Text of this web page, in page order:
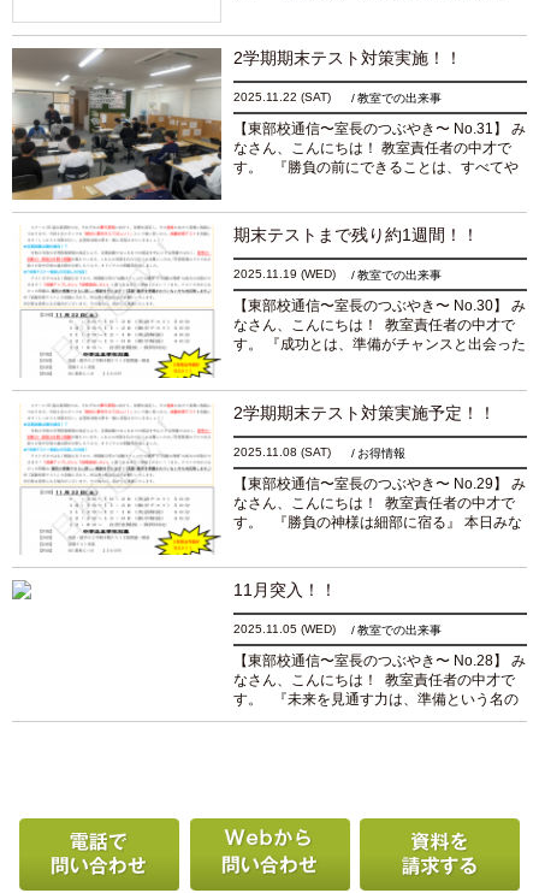
た通り...続きを読む
2学期期末テスト対策実施！！
2025.11.22(SAT) 教室での出来事
【東部校通信〜室長のつぶやき〜 No.31】 み
なさん、こんにちは！ 教室責任者の中才で
す。 『勝負の前にできることは、すべてや
か...
続きを読む
期末テストまで残り約1週間！！
2025.11.19(WED) 教室での出来事
【東部校通信〜室長のつぶやき〜 No.30】 み
なさん、こんにちは！ 教室責任者の中才で
す。 『成功とは、準備がチャンスと出会った
セネカの...
続きを読む
2学期期末テスト対策実施予定！！
2025.11.08(SAT) お得情報
【東部校通信〜室長のつぶやき〜 No.29】 み
なさん、こんにちは！ 教室責任者の中才で
す。 『勝負の神様は細部に宿る』 本日みな
を読む
11月突入！！
2025.11.05(WED) 教室での出来事
【東部校通信〜室長のつぶやき〜 No.28】 み
なさん、こんにちは！ 教室責任者の中才で
す。 『未来を見通す力は、準備という名の
努力から生まれる。』 本日みなさんにお届け